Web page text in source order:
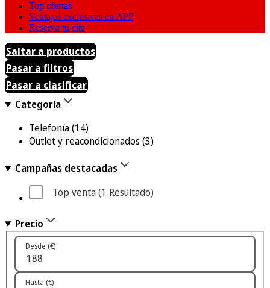
Top ofertas
Ventajas exclusivas en APP
Reserva tu cita
Saltar a productos
Pasar a filtros
Pasar a clasificar
Categoría
Telefonía(14)
Outlet y reacondicionados (3)
Campañas destacadas
Top venta (1 Resultado)
Precio
Desde (€)
Hasta (€)